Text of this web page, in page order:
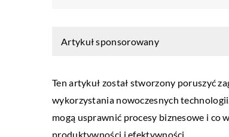
Artykuł sponsorowany
Ten artykuł został stworzony poruszyć
wykorzystania nowoczesnych
mogą usprawnić procesy biznesowe i co
produktywności i efektywności.W RUCHU